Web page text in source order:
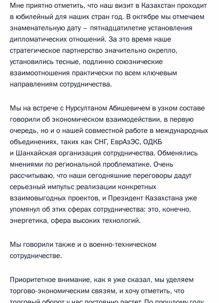
Мне приятно отметить, что наш визит в Казахстан проходит
в юбилейный для наших стран год. В октябре мы отмечаем
знаменательную дату – пятнадцатилетие установления
дипломатических отношений. За это время наше
стратегическое партнерство значительно окрепло,
установились тесные, подлинно союзнические
взаимоотношения практически по всем ключевым
направлениям сотрудничества.
Мы на встрече с Нурсултаном Абишевичем в узком составе
говорили об экономическом взаимодействии, в первую
очередь, но и о нашей совместной работе в международных
объединениях, таких как СНГ, ЕврАзЭС, ОДКБ
и Шанхайская организация сотрудничества. Обменялись
мнениями по региональной проблематике. Очень
рассчитываю, что наши сегодняшние переговоры дадут
серьезный импульс реализации конкретных
взаимовыгодных проектов, и Президент Казахстана уже
упомянул об этих сферах сотрудничества: это, конечно,
энергетика, сфера высоких технологий.
Мы говорили также и о военно-техническом
сотрудничестве.
Приоритетное внимание, как я уже сказал, мы уделяем
торгово-экономическим связям, и хочу отметить, что